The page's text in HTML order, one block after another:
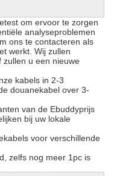
om ervoor te zorgen
analyseproblemen
ons te contacteren als
werkt. Wij zullen
zullen u een nieuwe
kabels in 2-3
douanekabel over 3-
van de Ebuddyprijs
bij uw lokale
voor verschillende
zelfs nog meer 1pc is